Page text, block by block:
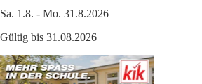
Sa. 1.8. - Mo. 31.8.2026
Gültig bis 31.08.2026